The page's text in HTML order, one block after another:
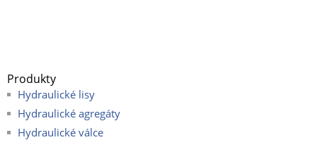
Produkty
Hydraulické lisy
Hydraulické agregáty
Hydraulické válce